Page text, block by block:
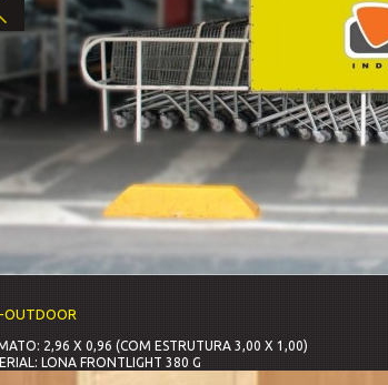
OUTDOOR
2,96 X 0,96 (COM ESTRUTURA 3,00 X 1,00)
LONA FRONTLIGHT 380 G